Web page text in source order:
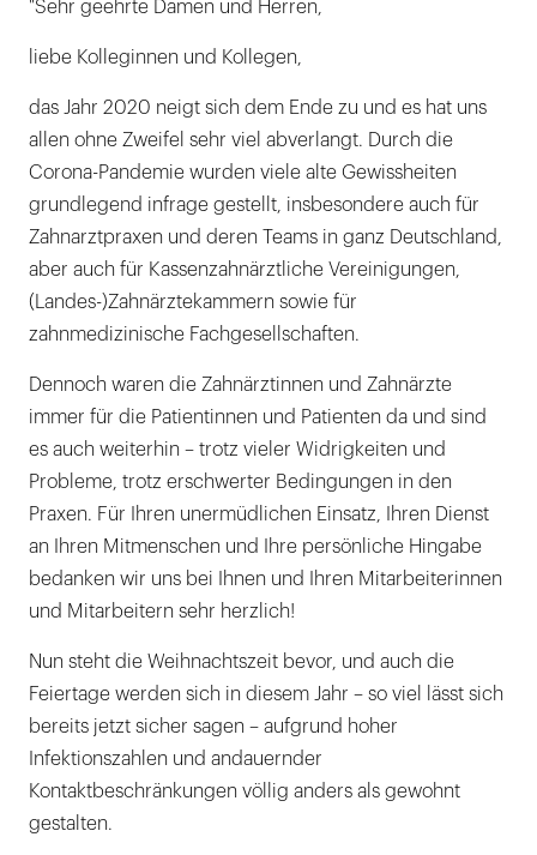
"Sehr geehrte Damen und Herren,
liebe Kolleginnen und Kollegen,
das Jahr 2020 neigt sich dem Ende zu und es hat uns
allen ohne Zweifel sehr viel abverlangt. Durch die
Corona-Pandemie wurden viele alte Gewissheiten
grundlegend infrage gestellt, insbesondere auch für
Zahnarztpraxen und deren Teams in ganz Deutschland,
aber auch für Kassenzahnärztliche Vereinigungen,
(Landes-)Zahnärztekammern sowie für
zahnmedizinische Fachgesellschaften.
Dennoch waren die Zahnärztinnen und Zahnärzte
immer für die Patientinnen und Patienten da und sind
es auch weiterhin – trotz vieler Widrigkeiten und
Probleme, trotz erschwerter Bedingungen in den
Praxen. Für Ihren unermüdlichen Einsatz, Ihren Dienst
an Ihren Mitmenschen und Ihre persönliche Hingabe
bedanken wir uns bei Ihnen und Ihren Mitarbeiterinnen
und Mitarbeitern sehr herzlich!
Nun steht die Weihnachtszeit bevor, und auch die
Feiertage werden sich in diesem Jahr – so viel lässt sich
bereits jetzt sicher sagen – aufgrund hoher
Infektionszahlen und andauernder
Kontaktbeschränkungen völlig anders als gewohnt
gestalten.